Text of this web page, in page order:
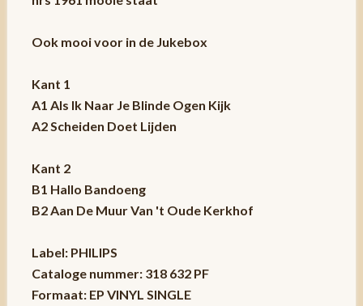
Ook mooi voor in de Jukebox
Kant 1
A1 Als Ik Naar Je Blinde Ogen Kijk
A2 Scheiden Doet Lijden
Kant 2
B1 Hallo Bandoeng
B2 Aan De Muur Van 't Oude Kerkhof
Label: PHILIPS
Cataloge nummer: 318 632 PF
Formaat: EP VINYL SINGLE